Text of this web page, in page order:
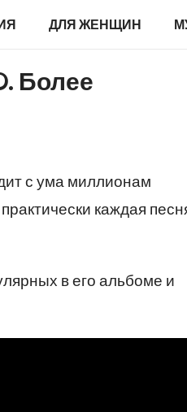
ДЛЯ ЖЕНЩИН
Более
с ума миллионам
каждая
в его альбоме и